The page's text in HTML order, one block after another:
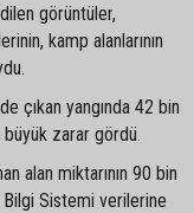
görüntüler,
kamp alanlarının
çıkan yangında 42 bin
zarar gördü.
alan miktarının 90 bin
Bilgi Sistemi verilerine